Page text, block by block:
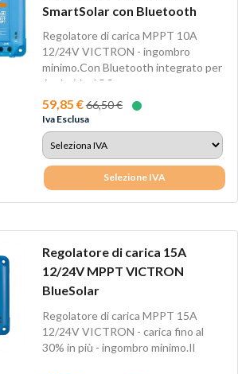
SmartSolar con Bluetooth
Regolatore di carica MPPT 10A
12/24V VICTRON - ingombro
minimo.Con Bluetooth integrato per
Android e IOS....
59,85 €66,50 €
Iva Esclusa
Selezione IVA
Regolatore di carica 15A
12/24V MPPT VICTRON
BlueSolar
Regolatore di carica MPPT 15A
12/24V VICTRON - carica fino al
30% in più - ingombro minimo.Il